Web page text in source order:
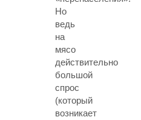
Но
ведь
на
мясо
действительно
большой
спрос
(который
возникает